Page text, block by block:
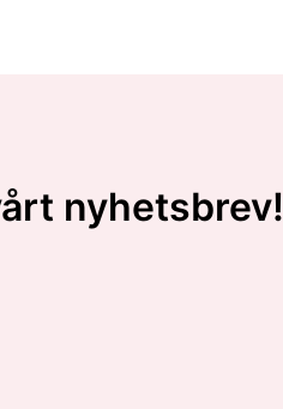
nyhetsbrev!